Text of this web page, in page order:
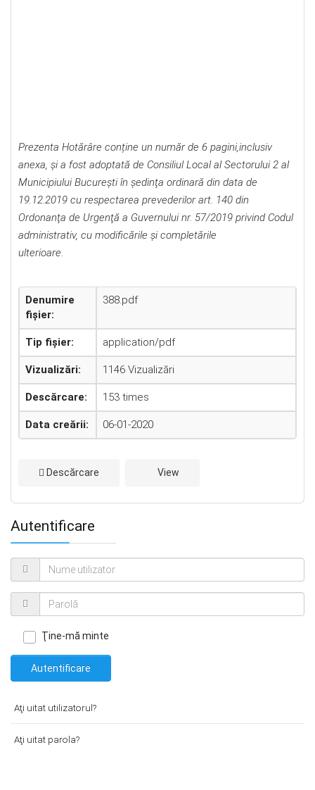
Prezenta Hotărâre conține un număr de 6 pagini,inclusiv
anexa, și a fost adoptată de Consiliul Local al Sectorului 2 al
Municipiului Bucureşti în şedinţa ordinară din data de
19.12.2019 cu respectarea prevederilor art. 140 din
Ordonanţa de Urgenţă a Guvernului nr. 57/2019 privind Codul
administrativ, cu modificările şi completările
ulterioare.
Denumire
fișier:
388.pdf
Tip fișier: application/pdf
Vizualizări: 1146 Vizualizări
Descărcare: 153 times
Data creării: 06-01-2020
Descărcare View
Autentificare
Ţine-mă minte
Autentificare
Aţi uitat utilizatorul?
Aţi uitat parola?